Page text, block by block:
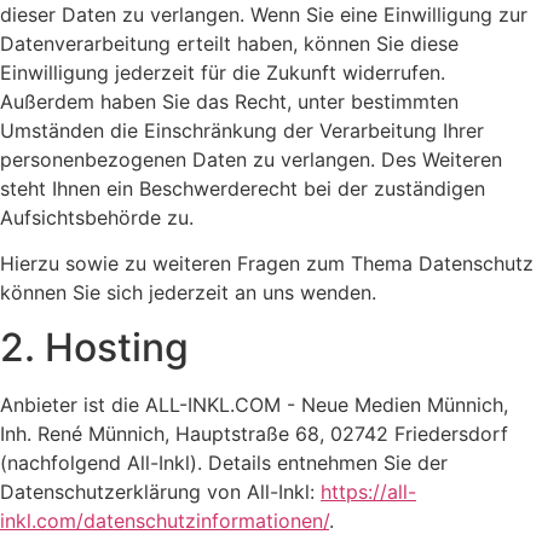
dieser Daten zu verlangen. Wenn Sie eine Einwilligung zur
Datenverarbeitung erteilt haben, können Sie diese
Einwilligung jederzeit für die Zukunft widerrufen.
Außerdem haben Sie das Recht, unter bestimmten
Umständen die Einschränkung der Verarbeitung Ihrer
personenbezogenen Daten zu verlangen. Des Weiteren
steht Ihnen ein Beschwerderecht bei der zuständigen
Aufsichtsbehörde zu.
Hierzu sowie zu weiteren Fragen zum Thema Datenschutz
können Sie sich jederzeit an uns wenden.
2. Hosting
Anbieter ist die ALL-INKL.COM - Neue Medien Münnich,
Inh. René Münnich, Hauptstraße 68, 02742 Friedersdorf
(nachfolgend All-Inkl). Details entnehmen Sie der
Datenschutzerklärung von All-Inkl: https://all-
inkl.com/datenschutzinformationen/.